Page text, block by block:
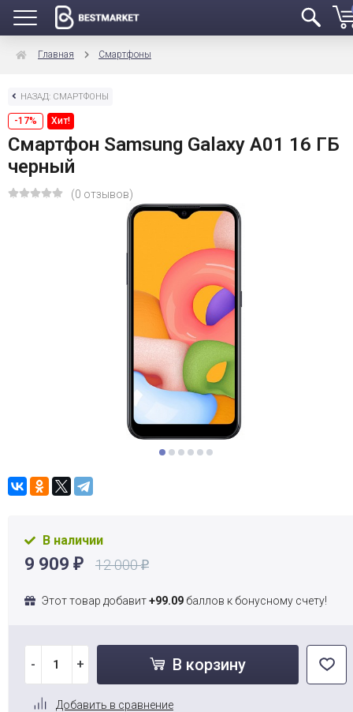
Главная Смартфоны
НАЗАД: СМАРТФОНЫ
-17% Хит!
Смартфон Samsung Galaxy A01 16 ГБ
черный
(0 отзывов)
В наличии
9 909 ₽ 12 000₽
Этот товар добавит+99.09 баллов к бонусному счету!
- + В корзину
Добавить в сравнение